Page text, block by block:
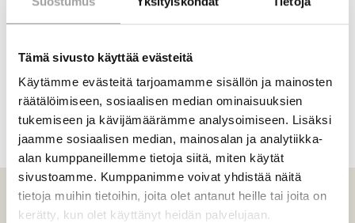
Tämä sivusto käyttää evästeitä
Käytämme evästeitä tarjoamamme sisällön ja mainosten
räätälöimiseen, sosiaalisen median ominaisuuksien
tukemiseen ja kävijämäärämme analysoimiseen. Lisäksi
jaamme sosiaalisen median, mainosalan ja analytiikka-
alan kumppaneillemme tietoja siitä, miten käytät
sivustoamme. Kumppanimme voivat yhdistää näitä
tietoja muihin tietoihin, joita olet antanut heille tai joita on
kerätty, kun olet käyttänyt heidän palvelujaan.
Katso myös Ranta-Meyer 2019 (toim.).Korkeakoulukiinteistöstä
älykampukseksi. Kiinteistötietomassojen hyödyntäminen
sisäolosuhteiden ja energiatehokkuuden ennakoinnissa.